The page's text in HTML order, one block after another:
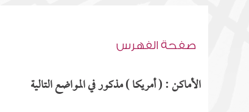
صفحة الفهرس
الأماكن : ( أمريكا ) مذكور في المواضع التالية